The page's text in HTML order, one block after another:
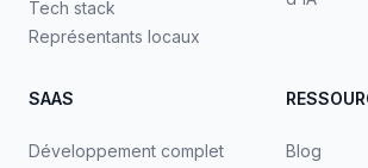
Tech stack
Représentants locaux
SAAS
Développement complet
Blog